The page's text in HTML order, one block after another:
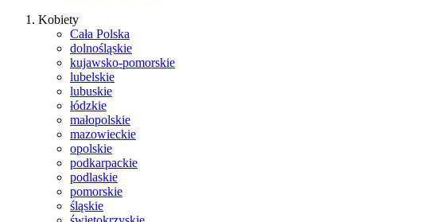
Kobiety
Cała Polska
dolnośląskie
kujawsko-pomorskie
lubelskie
lubuskie
łódzkie
małopolskie
mazowieckie
opolskie
podkarpackie
podlaskie
pomorskie
śląskie